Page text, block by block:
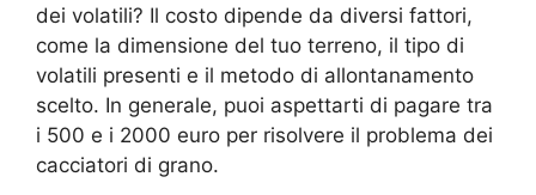
dei volatili? Il costo dipende da diversi fattori,
come la dimensione del tuo terreno, il tipo di
volatili presenti e il metodo di allontanamento
scelto. In generale, puoi aspettarti di pagare tra
i 500 e i 2000 euro per risolvere il problema dei
cacciatori di grano.